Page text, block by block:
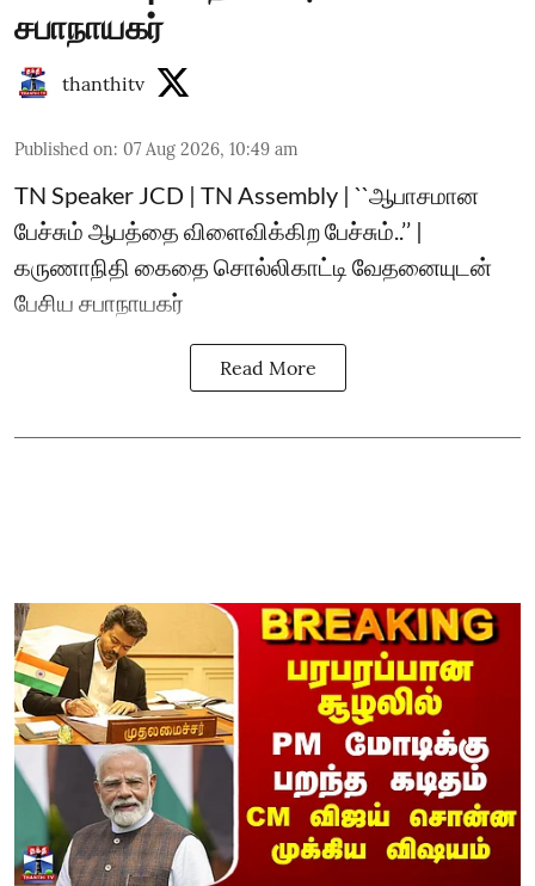
சபாநாயகர்
thanthitv
Published on: 07 Aug 2026, 10:49 am
TN Speaker JCD | TN Assembly | ``ஆபாசமான
பேச்சும் ஆபத்தை விளைவிக்கிற பேச்சும்..’’ |
கருணாநிதி கைதை சொல்லிகாட்டி வேதனையுடன்
பேசிய சபாநாயகர்
Read More